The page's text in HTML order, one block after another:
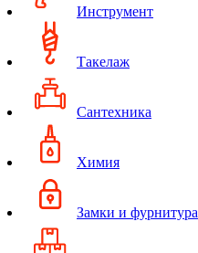
Инструмент
Такелаж
Сантехника
Химия
Замки и фурнитура